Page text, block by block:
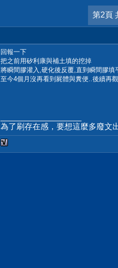
第2頁
回報一下
把之前用矽利康與補土填的挖掉
將瞬間膠灌入,硬化後反覆,直到瞬間膠填
至今4個月沒再看到屍體與糞便..後續再
為了刷存在感，要想這麼多廢文